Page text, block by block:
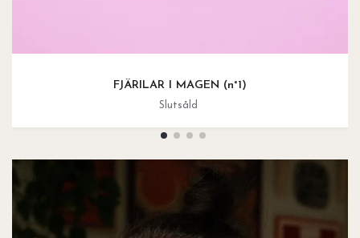
FJÄRILAR I MAGEN (n°1)
Slutsåld